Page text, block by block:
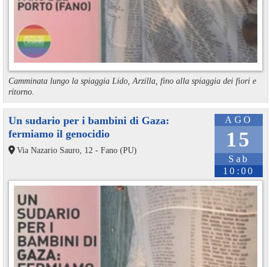
Camminata lungo la spiaggia Lido, Arzilla, fino alla spiaggia dei fiori e
ritorno.
AGO
15
Sab
10:00
Un sudario per i bambini di Gaza:
fermiamo il genocidio
Via Nazario Sauro, 12 - Fano (PU)